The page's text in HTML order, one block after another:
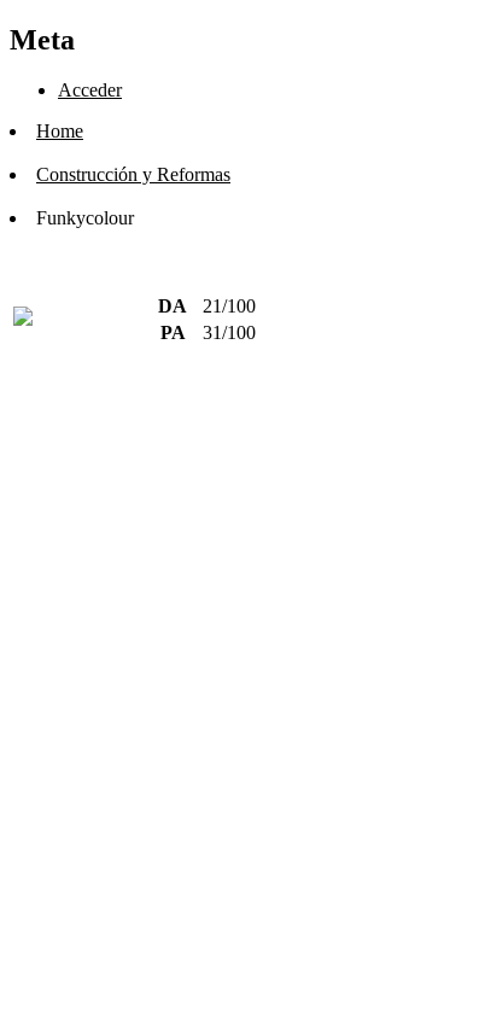
Meta
Acceder
Home
Construcción y Reformas
Funkycolour
DA
21/100
PA
31/100